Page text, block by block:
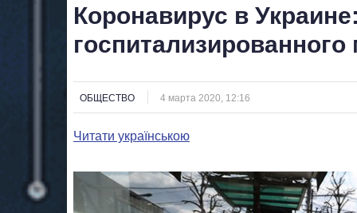
Коронавирус в
ОБЩЕСТВО 4 марта 2020, 12:16
Читати українською